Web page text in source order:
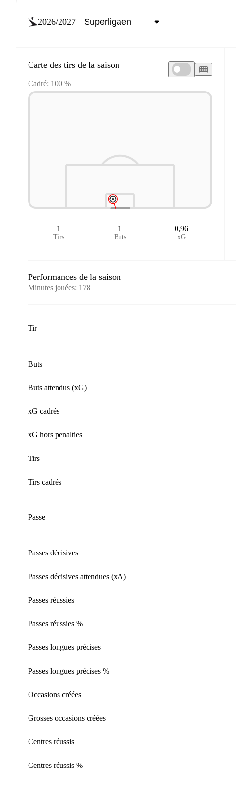
2026/2027
Carte des tirs de la saison
Cadré: 100 %
1
Tirs
1
Buts
0,96
xG
Performances de la saison
Minutes jouées: 178
Tir
Buts
Buts attendus (xG)
xG cadrés
xG hors penalties
Tirs
Tirs cadrés
Passe
Passes décisives
Passes décisives attendues (xA)
Passes réussies
Passes réussies %
Passes longues précises
Passes longues précises %
Occasions créées
Grosses occasions créées
Centres réussis
Centres réussis %